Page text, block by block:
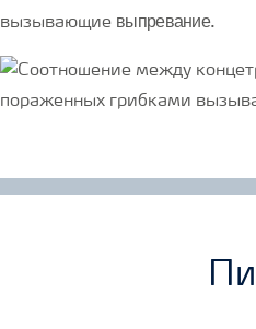
вызывающие выпревание.